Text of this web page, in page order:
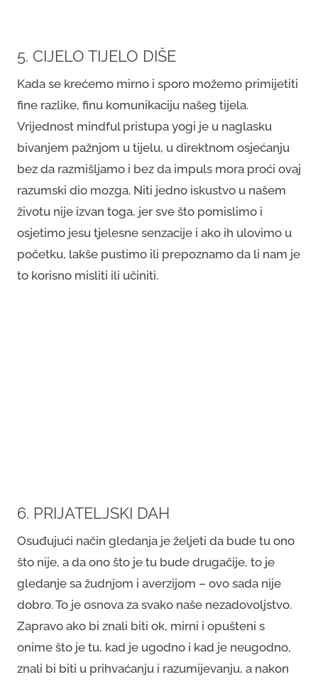
5. CIJELO TIJELO DIŠE
Kada se krećemo mirno i sporo možemo primijetiti
fine razlike, finu komunikaciju našeg tijela.
Vrijednost mindful pristupa yogi je u naglasku
bivanjem pažnjom u tijelu, u direktnom osjećanju
bez da razmišljamo i bez da impuls mora proći ovaj
razumski dio mozga. Niti jedno iskustvo u našem
životu nije izvan toga, jer sve što pomislimo i
osjetimo jesu tjelesne senzacije i ako ih ulovimo u
početku, lakše pustimo ili prepoznamo da li nam je
to korisno misliti ili učiniti.
6. PRIJATELJSKI DAH
Osuđujući način gledanja je željeti da bude tu ono
što nije, a da ono što je tu bude drugačije, to je
gledanje sa žudnjom i averzijom – ovo sada nije
dobro. To je osnova za svako naše nezadovoljstvo.
Zapravo ako bi znali biti ok, mirni i opušteni s
onime što je tu, kad je ugodno i kad je neugodno,
znali bi biti u prihvaćanju i razumijevanju, a nakon